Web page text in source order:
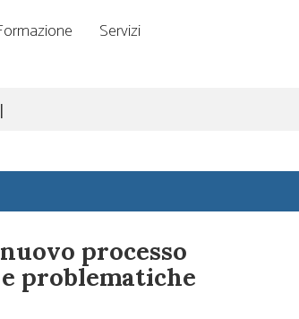
Servizi
processo
problematiche